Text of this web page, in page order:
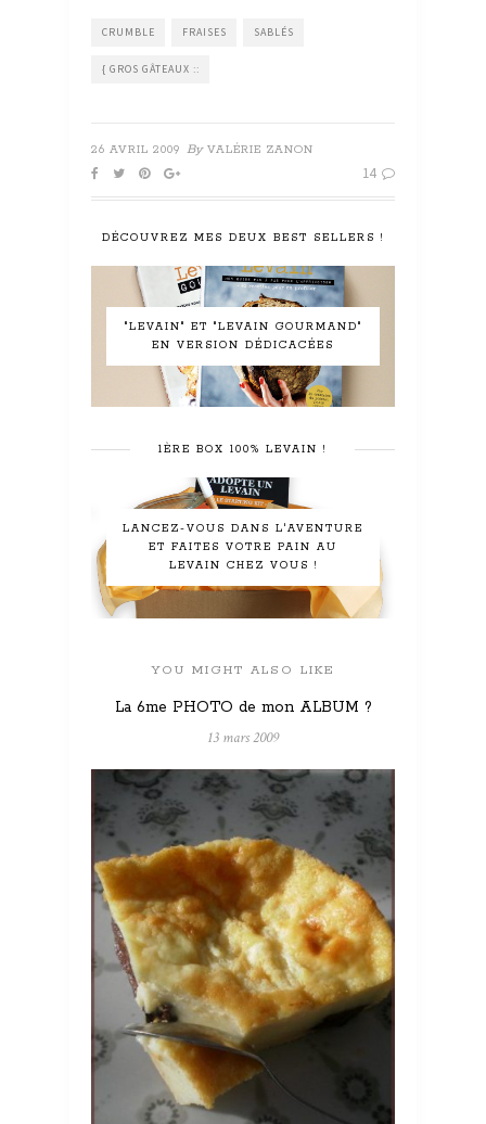
CRUMBLE FRAISES SABLÉS
{ GROS GÂTEAUX ::
26 AVRIL 2009 By VALÉRIE ZANON
14
DÉCOUVREZ MES DEUX BEST SELLERS !
"LEVAIN" ET "LEVAIN GOURMAND"
EN VERSION DÉDICACÉES
1ÈRE BOX 100% LEVAIN !
LANCEZ-VOUS DANS L'AVENTURE
ET FAITES VOTRE PAIN AU
LEVAIN CHEZ VOUS !
YOU MIGHT ALSO LIKE
La 6me PHOTO de mon ALBUM ?
13 mars 2009